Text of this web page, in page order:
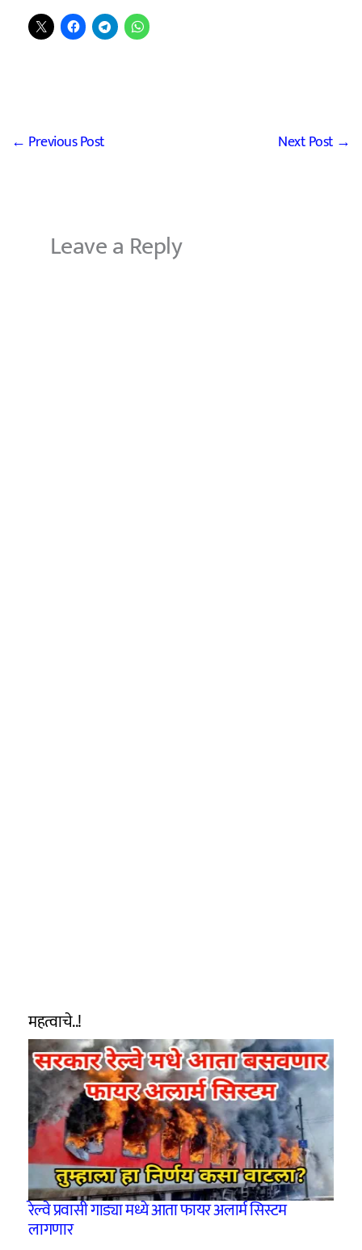
← Previous Post Next Post →
Leave a Reply
महत्वाचे..!
रेल्वे प्रवासी गाड्या मध्ये आता फायर अलार्म सिस्टम
लागणार